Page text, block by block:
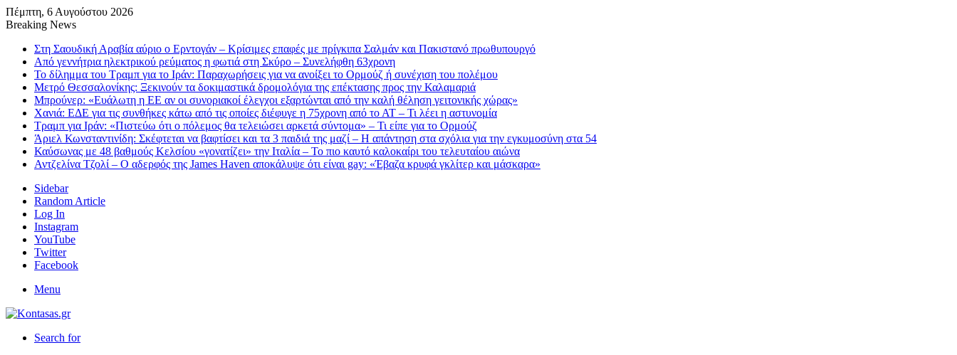
Πέμπτη, 6 Αυγούστου 2026
Breaking News
Στη Σαουδική Αραβία αύριο ο Ερντογάν – Κρίσιμες επαφές με πρίγκιπα Σαλμάν και Πακιστανό πρωθυπουργό
Από γεννήτρια ηλεκτρικού ρεύματος η φωτιά στη Σκύρο – Συνελήφθη 63χρονη
Το δίλημμα του Τραμπ για το Ιράν: Παραχωρήσεις για να ανοίξει το Ορμούζ ή συνέχιση του πολέμου
Μετρό Θεσσαλονίκης: Ξεκινούν τα δοκιμαστικά δρομολόγια της επέκτασης προς την Καλαμαριά
Μπρούνερ: «Ευάλωτη η ΕΕ αν οι συνοριακοί έλεγχοι εξαρτώνται από την καλή θέληση γειτονικής χώρας»
Χανιά: ΕΔΕ για τις συνθήκες κάτω από τις οποίες διέφυγε η 75χρονη από το ΑΤ – Τι λέει η αστυνομία
Τραμπ για Ιράν: «Πιστεύω ότι ο πόλεμος θα τελειώσει αρκετά σύντομα» – Τι είπε για το Ορμούζ
Άριελ Κωνσταντινίδη: Σκέφτεται να βαφτίσει και τα 3 παιδιά της μαζί – Η απάντηση στα σχόλια για την εγκυμοσύνη στα 54
Καύσωνας με 48 βαθμούς Κελσίου «γονατίζει» την Ιταλία – Το πιο καυτό καλοκαίρι του τελευταίου αιώνα
Αντζελίνα Τζολί – Ο αδερφός της James Haven αποκάλυψε ότι είναι gay: «Έβαζα κρυφά γκλίτερ και μάσκαρα»
Sidebar
Random Article
Log In
Instagram
YouTube
Twitter
Facebook
Menu
Search for